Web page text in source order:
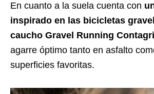
En cuanto a la suela cuenta con
inspirado en las bicicletas gravel
caucho Gravel Running
agarre óptimo tanto en asfalto
superficies favoritas.